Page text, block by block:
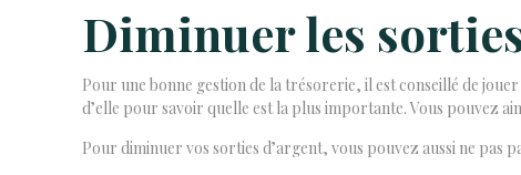
Diminuer les
Pour une bonne gestion de la trésorerie, il est conseillé de
d’elle pour savoir quelle est la plus importante. Vous pouvez
Pour diminuer vos sorties d’argent, vous pouvez aussi ne pas